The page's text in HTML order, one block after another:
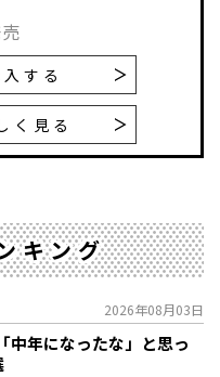
する
く見る
キング
2026年08月03日
中年になったな」と思っ